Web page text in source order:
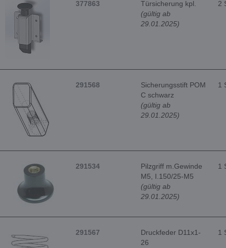
377863
Türsicherung kpl.
(gültig ab
29.01.2025)
2
291568
Sicherungsstift POM
C schwarz
(gültig ab
29.01.2025)
1
291534
Pilzgriff m.Gewinde
M5, I.150/25-M5
(gültig ab
29.01.2025)
1
291567
Druckfeder D11x1-
26
1